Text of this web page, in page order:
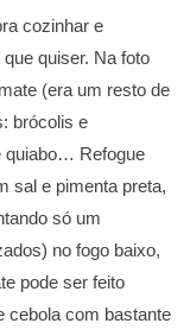
cozinhar e
quiser. Na foto
(era um resto de
brócolis e
quiabo… Refogue
sal e pimenta preta,
só um
no fogo baixo,
pode ser feito
cebola com bastante